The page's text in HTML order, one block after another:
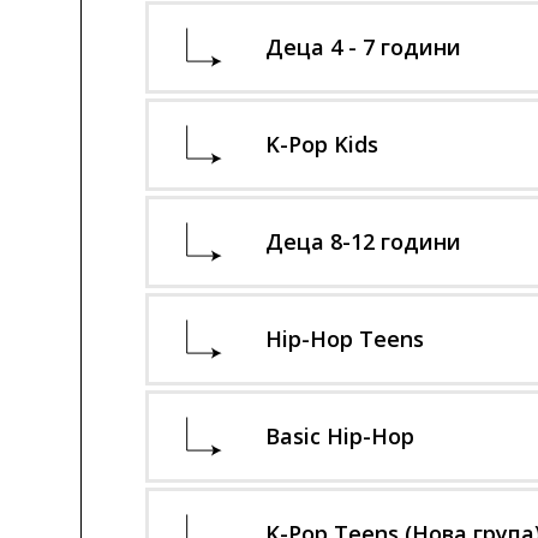
Деца 4 - 7 години
Ден / Час
вторник
18:30 – 19:30
четвъртък
18:30 – 19:30
K-Pop Kids
Ден / Час
понеделник
17:30 – 18:30
сряда
17:30 – 18:30
Деца 8-12 години
Ден / Час
понеделник
18:30 – 19:30
сряда
Hip-Hop Teens
Ден / Час
понеделник
Basic Hip-Hop
Ден / Час